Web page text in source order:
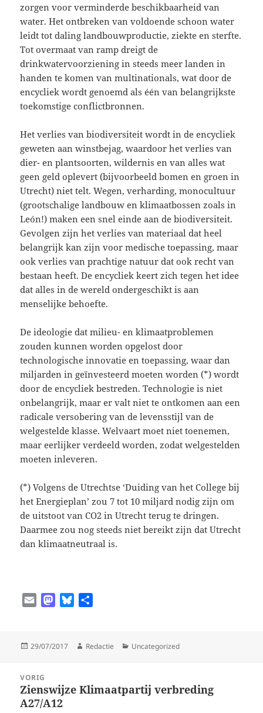
zorgen voor verminderde beschikbaarheid van
water. Het ontbre­ken van vol­doende schoon water
leidt tot daling landbouwproductie, ziekte en sterfte.
Tot overmaat van ramp dreigt de
drinkwatervoorziening in steeds meer landen in
handen te komen van multinatio­nals, wat door de
encycliek wordt genoemd als één van belangrijkste
toekomstige conflictbronnen.
Het verlies van biodiversiteit wordt in de encycliek
geweten aan winstbejag, waardoor het verlies van
dier- en plantsoorten, wildernis en van alles wat
geen geld oplevert (bijvoorbeeld bomen en groen in
Utrecht) niet telt. Wegen, verharding, monocultuur
(grootschalige landbouw en klimaatbossen zoals in
León!) maken een snel einde aan de biodiversiteit.
Gevolgen zijn het verlies van materiaal dat heel
belangrijk kan zijn voor medische toepassing, maar
ook verlies van prachtige natuur dat ook recht van
bestaan heeft. De encycliek keert zich tegen het idee
dat alles in de wereld ondergeschikt is aan
menselijke behoefte.
De ideologie dat milieu- en klimaatproblemen
zouden kunnen worden opgelost door
technologische innovatie en toepassing, waar dan
miljarden in geïnvesteerd moeten worden (*) wordt
door de en­cy­cliek bestreden. Technologie is niet
onbelangrijk, maar er valt niet te ontkomen aan een
radicale ver­sobering van de levensstijl van de
welgestelde klasse. Welvaart moet niet toenemen,
maar eerlijker verdeeld wor­den, zodat welgestelden
moeten inleveren.
(*) Volgens de Utrechtse ‘Duiding van het College bij
het Energieplan’ zou 7 tot 10 miljard nodig zijn om
de uitstoot van CO2 in Utrecht terug te dringen.
Daarmee zou nog steeds niet bereikt zijn dat Ut­recht
dan klimaatneutraal is.
i
M
t
o
n
e
y
e
Geplaatst
29/07/2017 Auteur
Redactie Categorieën
Uncategorized
navigatie
VORIG
Vorig
bericht:
Zienswijze Klimaatpartij verbreding
A27/A12